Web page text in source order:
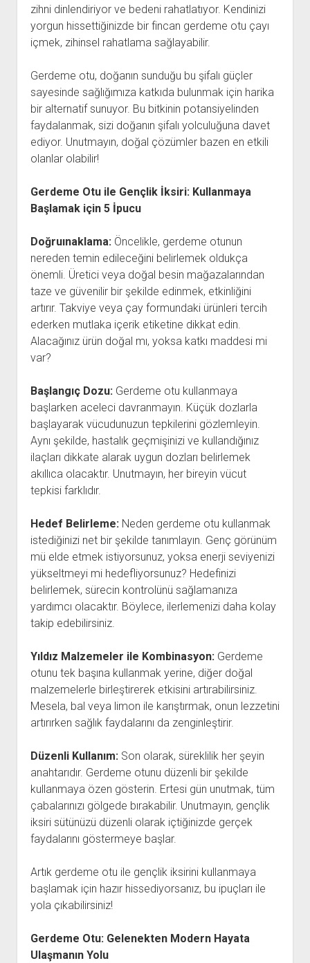
zihni dinlendiriyor ve bedeni rahatlatıyor. Kendinizi
yorgun hissettiğinizde bir fincan gerdeme otu çayı
içmek, zihinsel rahatlama sağlayabilir.
Gerdeme otu, doğanın sunduğu bu şifalı güçler
sayesinde sağlığımıza katkıda bulunmak için harika
bir alternatif sunuyor. Bu bitkinin potansiyelinden
faydalanmak, sizi doğanın şifalı yolculuğuna davet
ediyor. Unutmayın, doğal çözümler bazen en etkili
olanlar olabilir!
Gerdeme Otu ile Gençlik İksiri: Kullanmaya
Başlamak için 5 İpucu
Doğruınaklama:Öncelikle, gerdeme otunun
nereden temin edileceğini belirlemek oldukça
önemli. Üretici veya doğal besin mağazalarından
taze ve güvenilir bir şekilde edinmek, etkinliğini
artırır. Takviye veya çay formundaki ürünleri tercih
ederken mutlaka içerik etiketine dikkat edin.
Alacağınız ürün doğal mı, yoksa katkı maddesi mi
var?
Başlangıç Dozu:Gerdeme otu kullanmaya
başlarken aceleci davranmayın. Küçük dozlarla
başlayarak vücudunuzun tepkilerini gözlemleyin.
Aynı şekilde, hastalık geçmişinizi ve kullandığınız
ilaçları dikkate alarak uygun dozları belirlemek
akıllıca olacaktır. Unutmayın, her bireyin vücut
tepkisi farklıdır.
Hedef Belirleme:Neden gerdeme otu kullanmak
istediğinizi net bir şekilde tanımlayın. Genç görünüm
mü elde etmek istiyorsunuz, yoksa enerji seviyenizi
yükseltmeyi mi hedefliyorsunuz? Hedefinizi
belirlemek, sürecin kontrolünü sağlamanıza
yardımcı olacaktır. Böylece, ilerlemenizi daha kolay
takip edebilirsiniz.
Yıldız Malzemeler ile Kombinasyon:Gerdeme
otunu tek başına kullanmak yerine, diğer doğal
malzemelerle birleştirerek etkisini artırabilirsiniz.
Mesela, bal veya limon ile karıştırmak, onun lezzetini
artırırken sağlık faydalarını da zenginleştirir.
Düzenli Kullanım:Son olarak, süreklilik her şeyin
anahtarıdır. Gerdeme otunu düzenli bir şekilde
kullanmaya özen gösterin. Ertesi gün unutmak, tüm
çabalarınızı gölgede bırakabilir. Unutmayın, gençlik
iksiri sütünüzü düzenli olarak içtiğinizde gerçek
faydalarını göstermeye başlar.
Artık gerdeme otu ile gençlik iksirini kullanmaya
başlamak için hazır hissediyorsanız, bu ipuçları ile
yola çıkabilirsiniz!
Gerdeme Otu: Gelenekten Modern Hayata
Ulaşmanın Yolu